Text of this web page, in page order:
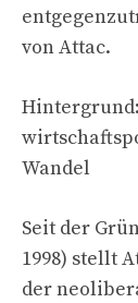
von Attac.
Wandel
Seit der
1998) stellt
der